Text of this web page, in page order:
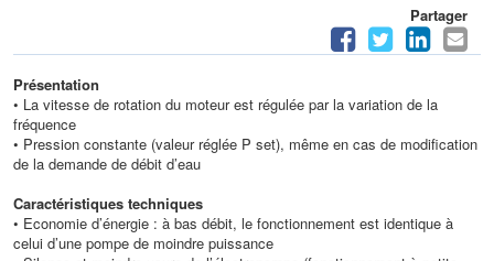
Partager
Présentation
• La vitesse de rotation du moteur est régulée par la variation de la
fréquence
• Pression constante (valeur réglée P set), même en cas de modification
de la demande de débit d’eau
Caractéristiques techniques
• Economie d’énergie : à bas débit, le fonctionnement est identique à
celui d’une pompe de moindre puissance